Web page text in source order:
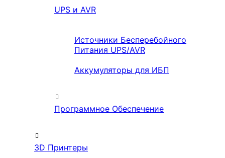
UPS и AVR
Источники Бесперебойного
Питания UPS/AVR
Аккумуляторы для ИБП
Программное Обеспечение
3D Принтеры